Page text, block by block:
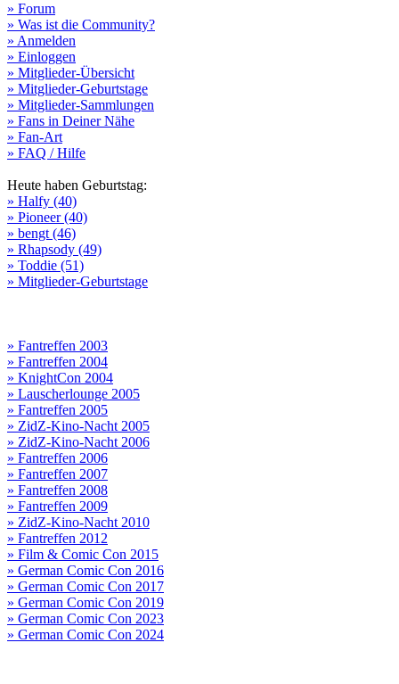
» Forum
» Was ist die Community?
» Anmelden
» Einloggen
» Mitglieder-Übersicht
» Mitglieder-Geburtstage
» Mitglieder-Sammlungen
» Fans in Deiner Nähe
» Fan-Art
» FAQ / Hilfe
Heute haben Geburtstag:
» Halfy (40)
» Pioneer (40)
» bengt (46)
» Rhapsody (49)
» Toddie (51)
» Mitglieder-Geburtstage
» Fantreffen 2003
» Fantreffen 2004
» KnightCon 2004
» Lauscherlounge 2005
» Fantreffen 2005
» ZidZ-Kino-Nacht 2005
» ZidZ-Kino-Nacht 2006
» Fantreffen 2006
» Fantreffen 2007
» Fantreffen 2008
» Fantreffen 2009
» ZidZ-Kino-Nacht 2010
» Fantreffen 2012
» Film & Comic Con 2015
» German Comic Con 2016
» German Comic Con 2017
» German Comic Con 2019
» German Comic Con 2023
» German Comic Con 2024